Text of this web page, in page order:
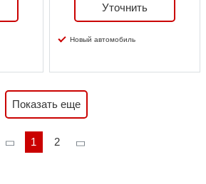
Уточнить
Новый автомобиль
Показать еще
1 2